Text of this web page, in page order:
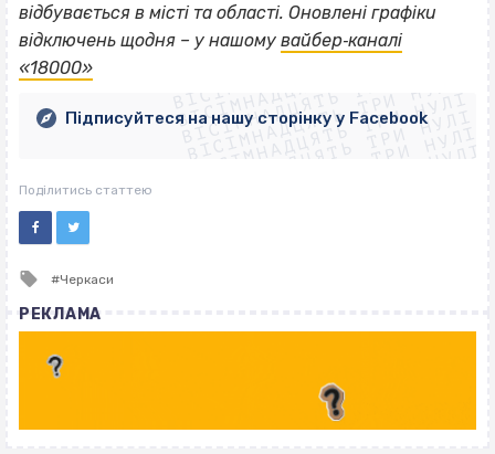
відбувається в місті та області. Оновлені графіки
відключень щодня – у нашому вайбер‐каналі
«18000»
ВІСІМНАДЦЯТЬ ТРИ НУЛІ
ВІСІМНАДЦЯТЬ ТРИ НУЛІ
ВІСІМНАДЦЯТЬ ТРИ НУЛІ
ВІСІМНАДЦЯТЬ ТРИ НУЛІ
ВІСІМНАДЦЯТЬ ТРИ НУЛІ
ВІСІМНАДЦЯТЬ ТРИ НУЛІ
ВІСІМНАДЦЯТЬ ТРИ НУЛІ
ВІСІМНАДЦЯТЬ ТРИ НУЛІ
Підписуйтеся на нашу сторінку у Facebook
Поділитись статтею
Tagged
Черкаси
РЕКЛАМА